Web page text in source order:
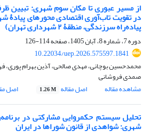
از مسیر عبوری تا مکان سوم شهری: تبیین
در تقویت تاب‌آوری اقتصادی محورهای پیادۀ
پیاده‌راه سرزندگی، منطقۀ ۲ شهرداری تهران)
دوره 7، شماره 8، آبان 1405، صفحه
114-126
10.22034/uep.2026.575597.1841
محمدحسین بوچانی، مهدی صالحی، آذین بهرام پوری،
صمدی فروشانی
مشاهده مقاله
اصل مقاله 1.26 M اصل
تحلیل سیستم حکمروایی مشارکتی در
شهری‌: ‌شواهدی از قانون شوراها در ایران